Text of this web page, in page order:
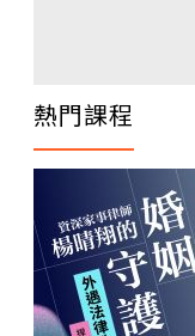
熱門課程